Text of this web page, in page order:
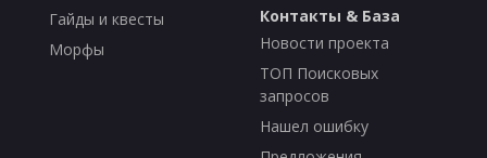
Гайды и квесты
Морфы
Контакты & База
Новости проекта
ТОП Поисковых
запросов
Нашел ошибку